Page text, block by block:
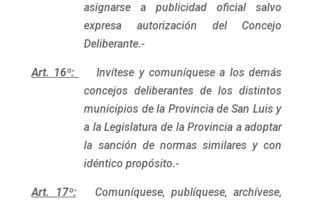
asignarse a publicidad oficial salvo
expresa autorización del Concejo
Deliberante.-
Art. 16º:
Invítese y comuníquese a los demás
concejos deliberantes de los distintos
municipios de la Provincia de San Luis y
a la Legislatura de la Provincia a adoptar
la sanción de normas similares y con
idéntico propósito.-
Art. 17º:Comuníquese, publíquese, archívese,